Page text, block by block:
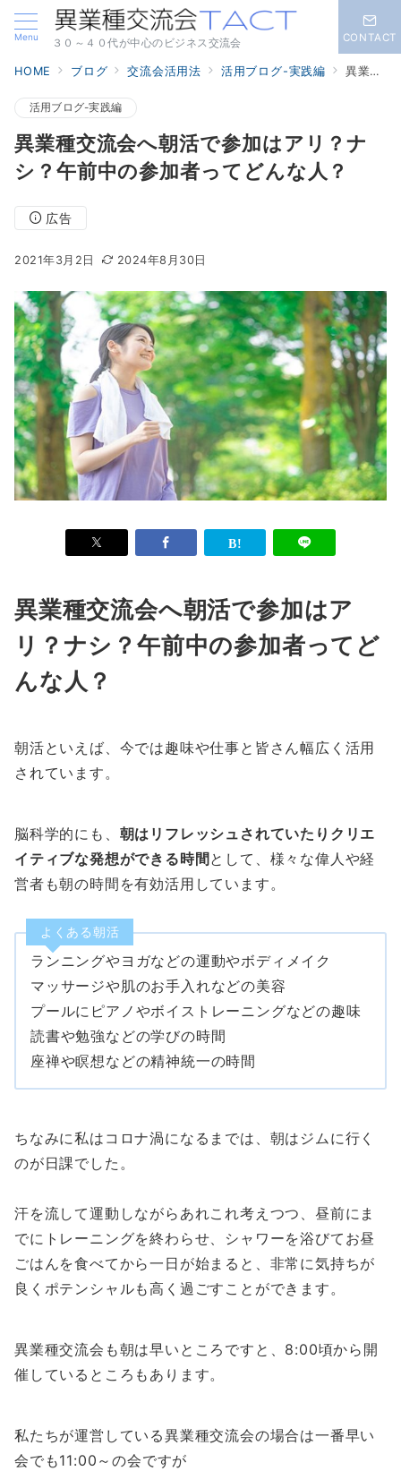
Menu
３０～４０代が中心のビジネス交流会 CONTACT
HOME ブログ 交流会活用法 活用ブログ-実践編 異業種交流会へ朝活で参加はアリ？ナシ？午前中の参加者ってどんな人？
活用ブログ-実践編
異業種交流会へ朝活で参加はアリ？ナ
シ？午前中の参加者ってどんな人？
広告
2021年3月2日 2024年8月30日
異業種交流会へ朝活で参加はア
リ？ナシ？午前中の参加者ってど
んな人？
朝活といえば、今では趣味や仕事と皆さん幅広く活用
されています。
脳科学的にも、 朝はリフレッシュされていたりクリエ
イティブな発想ができる時間 として、様々な偉人や経
営者も朝の時間を有効活用しています。
よくある朝活
ランニングやヨガなどの運動やボディメイク
マッサージや肌のお手入れなどの美容
プールにピアノやボイストレーニングなどの趣味
読書や勉強などの学びの時間
座禅や瞑想などの精神統一の時間
ちなみに私はコロナ渦になるまでは、朝はジムに行く
のが日課でした。
汗を流して運動しながらあれこれ考えつつ、昼前にま
でにトレーニングを終わらせ、シャワーを浴びてお昼
ごはんを食べてから一日が始まると、非常に気持ちが
良くポテンシャルも高く過ごすことができます。
異業種交流会も朝は早いところですと、8:00頃から開
催しているところもあります。
私たちが運営している異業種交流会の場合は一番早い
会でも11:00～の会ですが